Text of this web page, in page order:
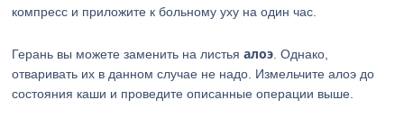
компресс и приложите к больному уху на один час.
Герань вы можете заменить на листьяалоэ . Однако,
отваривать их в данном случае не надо. Измельчите алоэ до
состояния каши и проведите описанные операции выше.